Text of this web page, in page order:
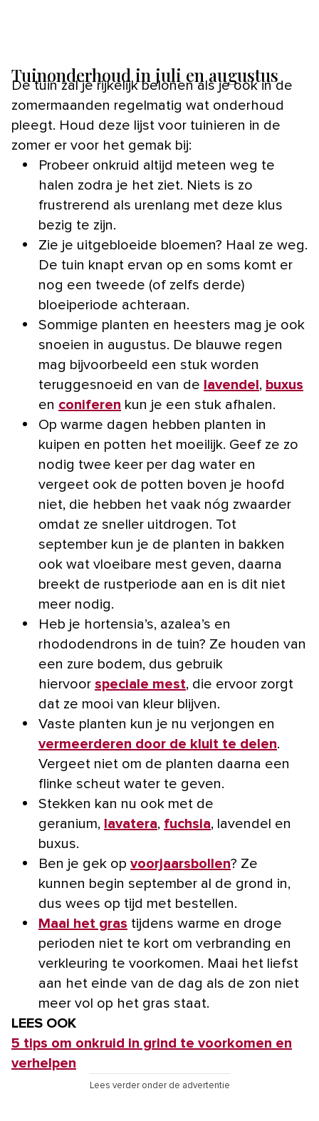
Tuinonderhoud in juli en augustus
De tuin zal je rijkelijk belonen als je ook in de
zomermaanden regelmatig wat onderhoud
pleegt. Houd deze lijst voor tuinieren in de
zomer er voor het gemak bij:
Probeer onkruid altijd meteen weg te
halen zodra je het ziet. Niets is zo
frustrerend als urenlang met deze klus
bezig te zijn.
Zie je uitgebloeide bloemen? Haal ze weg.
De tuin knapt ervan op en soms komt er
nog een tweede (of zelfs derde)
bloeiperiode achteraan.
Sommige planten en heesters mag je ook
snoeien in augustus. De blauwe regen
mag bijvoorbeeld een stuk worden
teruggesnoeid en van de lavendel, buxus
en coniferen kun je een stuk afhalen.
Op warme dagen hebben planten in
kuipen en potten het moeilijk. Geef ze zo
nodig twee keer per dag water en
vergeet ook de potten boven je hoofd
niet, die hebben het vaak nóg zwaarder
omdat ze sneller uitdrogen. Tot
september kun je de planten in bakken
ook wat vloeibare mest geven, daarna
breekt de rustperiode aan en is dit niet
meer nodig.
Heb je hortensia’s, azalea’s en
rhododendrons in de tuin? Ze houden van
een zure bodem, dus gebruik
hiervoor speciale mest, die ervoor zorgt
dat ze mooi van kleur blijven.
Vaste planten kun je nu verjongen en
vermeerderen door de kluit te delen.
Vergeet niet om de planten daarna een
flinke scheut water te geven.
Stekken kan nu ook met de
geranium, lavatera, fuchsia, lavendel en
buxus.
Ben je gek op voorjaarsbollen? Ze
kunnen begin september al de grond in,
dus wees op tijd met bestellen.
Maai het gras tijdens warme en droge
perioden niet te kort om verbranding en
verkleuring te voorkomen. Maai het liefst
aan het einde van de dag als de zon niet
meer vol op het gras staat.
LEES OOK
5 tips om onkruid in grind te voorkomen en
verhelpen
Lees verder onder de advertentie